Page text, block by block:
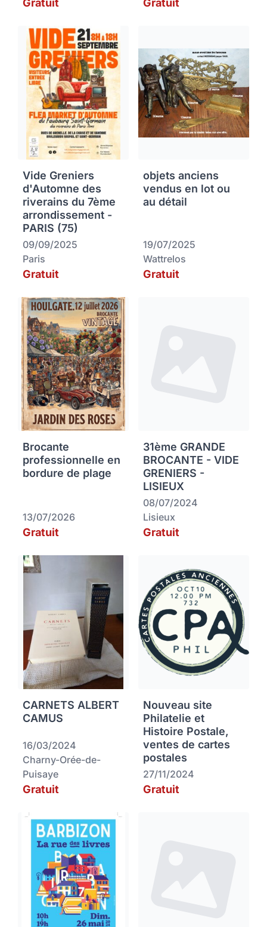
Gratuit Gratuit
Vide Greniers
d'Automne des
riverains du 7ème
arrondissement -
PARIS (75)
09/09/2025
Paris
Gratuit
objets anciens
vendus en lot ou
au détail
19/07/2025
Wattrelos
Gratuit
Brocante
professionnelle en
bordure de plage
13/07/2026
Gratuit
31ème GRANDE
BROCANTE - VIDE
GRENIERS -
LISIEUX
08/07/2024
Lisieux
Gratuit
CARNETS ALBERT
CAMUS
16/03/2024
Charny-Orée-de-
Puisaye
Gratuit
Nouveau site
Philatelie et
Histoire Postale,
ventes de cartes
postales
27/11/2024
Gratuit